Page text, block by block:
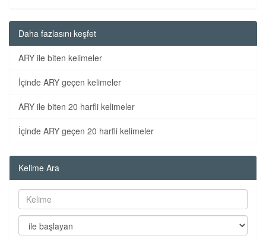
Daha fazlasını keşfet
ARY ile biten kelimeler
İçinde ARY geçen kelimeler
ARY ile biten 20 harfli kelimeler
İçinde ARY geçen 20 harfli kelimeler
Kelime Ara